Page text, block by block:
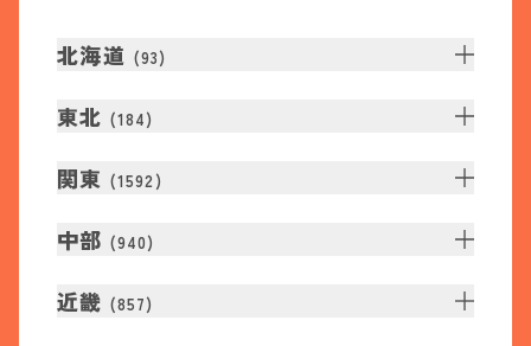
北海道 (93)
東北 (184)
関東 (1592 )
中部 (940)
近畿 (857)